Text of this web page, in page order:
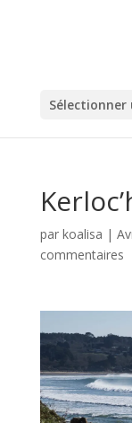
Sélectionner
par koalisa |
commentaires